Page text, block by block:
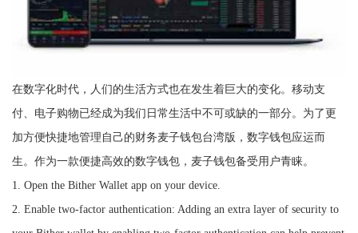
在数字化时代，人们的生活方式也在发生着巨大的变化。移动支
付、电子购物已经成为我们日常生活中不可或缺的一部分。为了更
加方便快捷地管理自己的财务麦子钱包台湾版，数字钱包应运而
生。作为一款便捷高效的数字钱包，麦子钱包备受用户青睐。
1. Open the Bither Wallet app on your device.
2. Enable two-factor authentication: Adding an extra layer of security to